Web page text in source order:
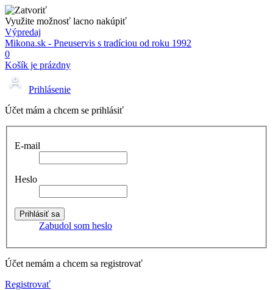
Využite možnosť lacno nakúpiť
Výpredaj
Mikona.sk - Pneuservis s tradíciou od roku 1992
0
Košík je prázdny
Prihlásenie
Účet mám a chcem se prihlásiť
E-mail
Heslo
Zabudol som heslo
Účet nemám a chcem sa registrovať
Registrovať